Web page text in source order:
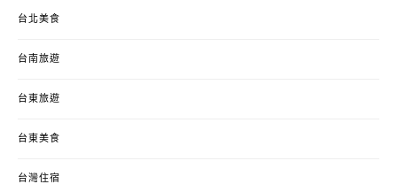
台北美食
台南旅遊
台東旅遊
台東美食
台灣住宿